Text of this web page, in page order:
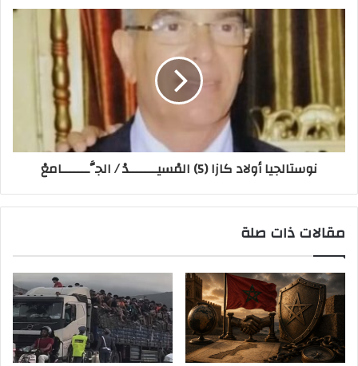
نوستالجيا أولاد كازا (5) المْسيـــــــدْ / الجَّـــــــامعْ
مقالات ذات صلة